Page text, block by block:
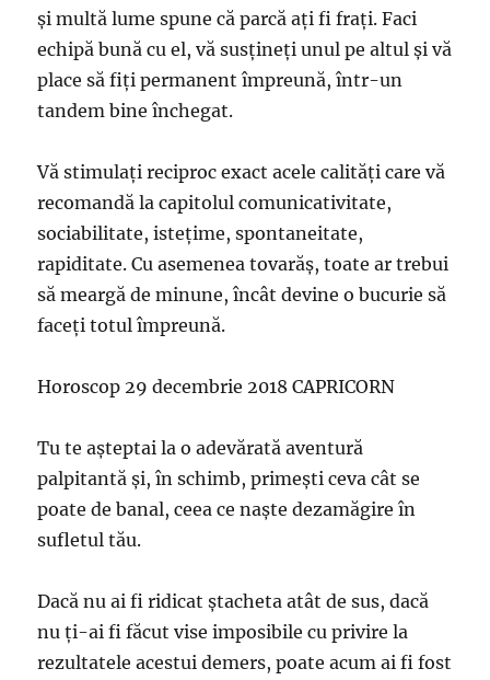
şi multă lume spune că parcă aţi fi fraţi. Faci
echipă bună cu el, vă susţineţi unul pe altul şi vă
place să fiţi permanent împreună, într-un
tandem bine închegat.
Vă stimulaţi reciproc exact acele calităţi care vă
recomandă la capitolul comunicativitate,
sociabilitate, isteţime, spontaneitate,
rapiditate. Cu asemenea tovarăş, toate ar trebui
să meargă de minune, încât devine o bucurie să
faceţi totul împreună.
Horoscop 29 decembrie 2018 CAPRICORN
Tu te aşteptai la o adevărată aventură
palpitantă şi, în schimb, primeşti ceva cât se
poate de banal, ceea ce naşte dezamăgire în
sufletul tău.
Dacă nu ai fi ridicat ştacheta atât de sus, dacă
nu ţi-ai fi făcut vise imposibile cu privire la
rezultatele acestui demers, poate acum ai fi fost